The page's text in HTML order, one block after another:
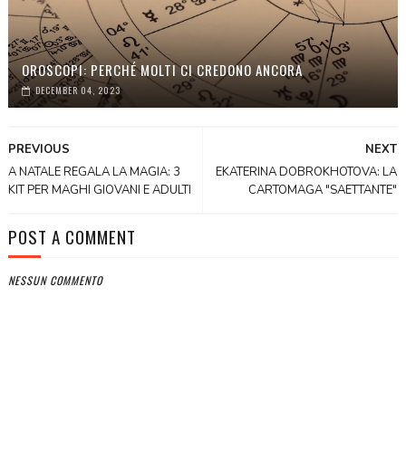
OROSCOPI: PERCHÉ MOLTI CI CREDONO ANCORA
DECEMBER 04, 2023
NEXT
EKATERINA DOBROKHOTOVA: LA
CARTOMAGA "SAETTANTE"
PREVIOUS
A NATALE REGALA LA MAGIA: 3
KIT PER MAGHI GIOVANI E ADULTI
POST A COMMENT
NESSUN COMMENTO